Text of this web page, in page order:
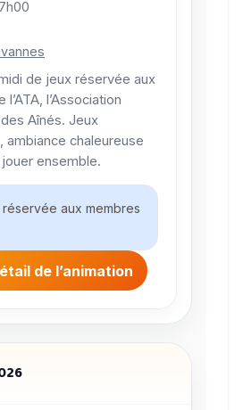
de jeux réservée aux
l’Association
Aînés. Jeux
ambiance chaleureuse
ensemble.
réservée aux membres
de l’animation